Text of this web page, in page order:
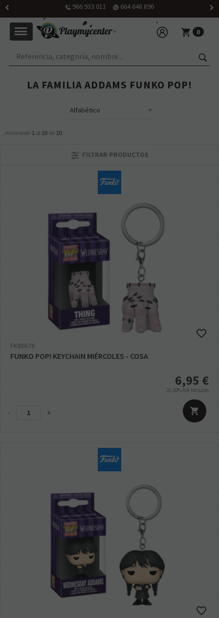
966 933 011 664 648 896
0
LA FAMILIA ADDAMS FUNKO POP!
mostrando 1 al 10 de 10
FILTRAR PRODUCTOS
FK86678
FUNKO POP! KEYCHAIN MIÉRCOLES - COSA
6,95 €
21.00% IVA incluido
- +